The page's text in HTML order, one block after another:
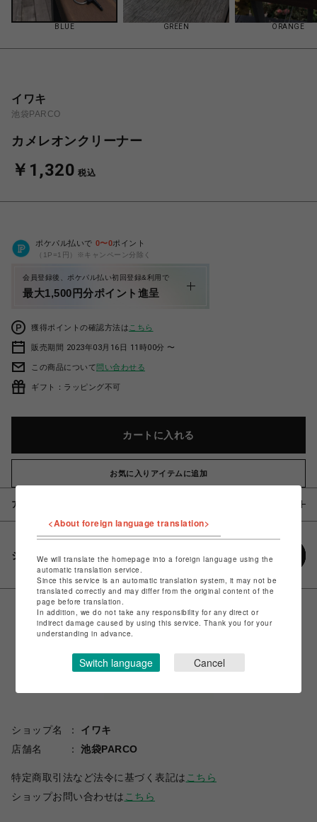
BLUE GREEN ORANGE
イワキ
池袋PARCO
カメレオンクリーナー
￥1,320 税込
ポケパル払いで 0〜0ポイント
（1P=1円）※キャンペーン分除く
会員登録後、ポケパル払い初回登録&利用で
最大1,500円分ポイント進呈
獲得ポイントの確認方法は こちら
販売期間 2023年03月16日 11時00分 〜
この商品について問い合わせる
ギフト：ラッピング不可
カートに入れる
お気に入りアイテムに追加
アイテム説明 / 素材
シェアする
ショップ名
イワキ
店舗名
池袋PARCO
特定商取引法など法令に基づく表記は こちら
ショップお問い合わせは こちら
<About foreign language translation>
We will translate the homepage into a foreign language using the
automatic translation service.
Since this service is an automatic translation system, it may not be
translated correctly and may differ from the original content of the
page before translation.
In addition, we do not take any responsibility for any direct or
indirect damage caused by using this service. Thank you for your
understanding in advance.
Switch language Cancel